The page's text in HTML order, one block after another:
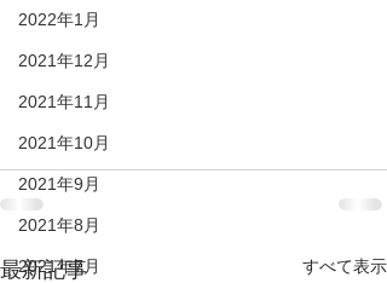
2022年1月
2021年12月
2021年11月
2021年10月
2021年9月
2021年8月
2021年7月
最新記事 すべて表示